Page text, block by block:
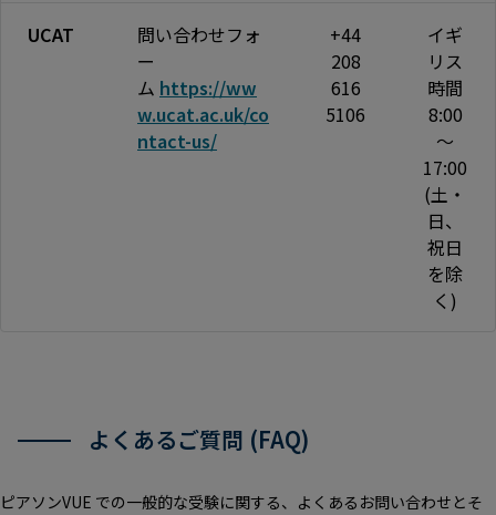
UCAT
問い合わせフォ
ー
ム https://ww
w.ucat.ac.uk/co
ntact-us/
+44
208
616
5106
イギ
リス
時間
8:00
～
17:00
(土・
日、
祝日
を除
く)
よくあるご質問 (FAQ)
ピアソンVUE での一般的な受験に関する、よくあるお問い合わせとそ